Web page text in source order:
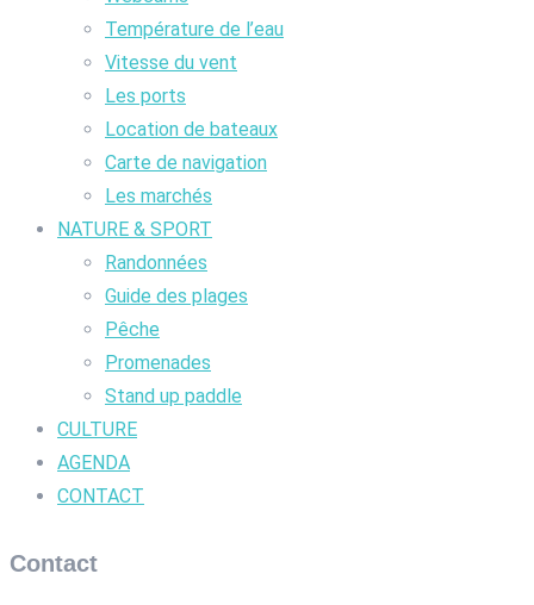
Température de l’eau
Vitesse du vent
Les ports
Location de bateaux
Carte de navigation
Les marchés
NATURE & SPORT
Randonnées
Guide des plages
Pêche
Promenades
Stand up paddle
CULTURE
AGENDA
CONTACT
Contact